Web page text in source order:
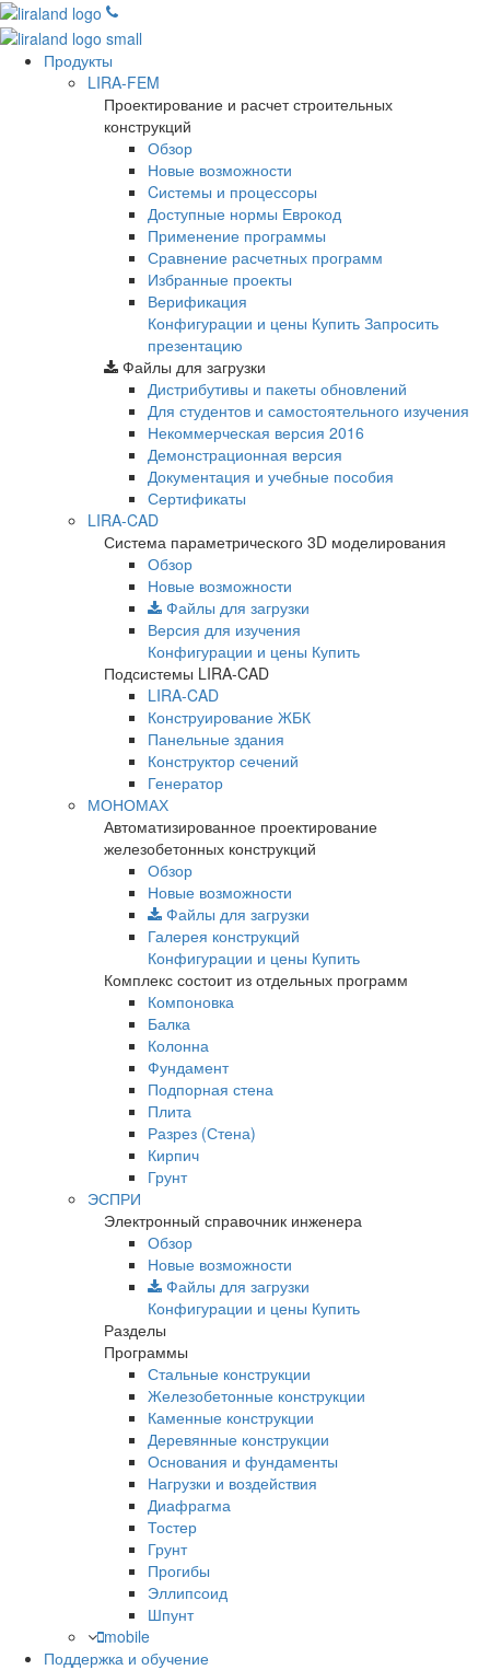
Продукты
LIRA-FEM
Проектирование и расчет строительных
конструкций
Обзор
Новые возможности
Cистемы и процессоры
Доступные нормы Еврокод
Применение программы
Сравнение расчетных программ
Избранные проекты
Верификация
Конфигурации и цены Купить Запросить
презентацию
Файлы для загрузки
Дистрибутивы и пакеты обновлений
Для студентов и самостоятельного изучения
Некоммерческая версия 2016
Демонстрационная версия
Документация и учебные пособия
Сертификаты
LIRA-CAD
Система параметрического 3D моделирования
Обзор
Новые возможности
Файлы для загрузки
Версия для изучения
Конфигурации и цены Купить
Подсистемы LIRA-CAD
LIRA-CAD
Конструирование ЖБК
Панельные здания
Конструктор сечений
Генератор
МОНОМАХ
Автоматизированное проектирование
железобетонных конструкций
Обзор
Новые возможности
Файлы для загрузки
Галерея конструкций
Конфигурации и цены Купить
Комплекс состоит из отдельных программ
Компоновка
Балка
Колонна
Фундамент
Подпорная стена
Плита
Разрез (Стена)
Кирпич
Грунт
ЭСПРИ
Электронный справочник инженера
Обзор
Новые возможности
Файлы для загрузки
Конфигурации и цены Купить
Разделы
Программы
Стальные конструкции
Железобетонные конструкции
Каменные конструкции
Деревянные конструкции
Основания и фундаменты
Нагрузки и воздействия
Диафрагма
Тостер
Грунт
Прогибы
Эллипсоид
Шпунт
mobile
Поддержка и обучение